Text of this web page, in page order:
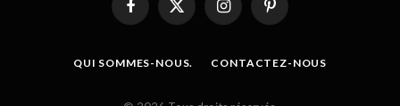
FacebookX
(Twitter)
InstagramPinterest
QUI SOMMES-NOUS. CONTACTEZ-NOUS